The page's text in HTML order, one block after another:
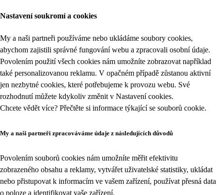
Nastavení soukromí a cookies
My a naši partneři používáme nebo ukládáme soubory cookies,
abychom zajistili správné fungování webu a zpracovali osobní údaje.
Povolením použití všech cookies nám umožníte zobrazovat například
také personalizovanou reklamu. V opačném případě zůstanou aktivní
jen nezbytné cookies, které potřebujeme k provozu webu. Své
rozhodnutí můžete kdykoliv změnit v Nastavení cookies.
Chcete vědět více? Přečtěte si informace týkající se souborů cookie.
My a naši partneři zpracováváme údaje z následujících důvodů
Povolením souborů cookies nám umožníte měřit efektivitu
zobrazeného obsahu a reklamy, vytvářet uživatelské statistiky, ukládat
nebo přistupovat k informacím ve vašem zařízení, používat přesná data
o poloze a identifikovat vaše zařízení.